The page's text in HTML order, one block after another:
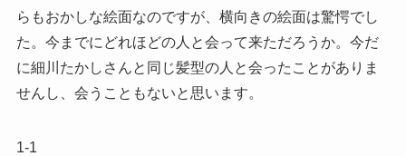
らもおかしな絵面なのですが、横向きの絵面は驚愕でし
た。今までにどれほどの人と会って来ただろうか。今だ
に細川たかしさんと同じ髪型の人と会ったことがありま
せんし、会うこともないと思います。
1-1